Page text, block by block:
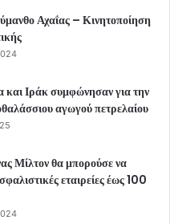
Αχαΐας – Κινητοποίηση
και Ιράκ συμφώνησαν για την
αγωγού πετρελαίου
Μίλτον θα μπορούσε να
εταιρείες έως 100